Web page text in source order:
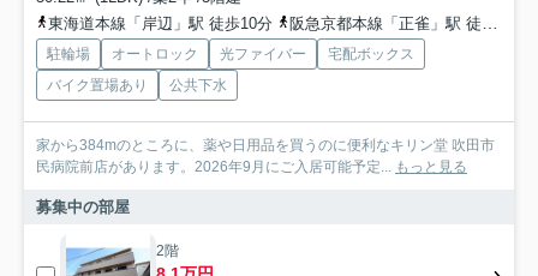
東海道本線「岸辺」駅 徒歩10分
阪急京都本線「正雀」駅 徒歩17分
駐輪場 オートロック 光ファイバー
宅配ボックス
バイク置場あり
公共下水
家から384mのところに、薬や日用品を買うのに便利なキリン堂 吹田市
民病院前店があります。2026年9月にご入居可能予定... もっと見る
募集中の部屋
2階